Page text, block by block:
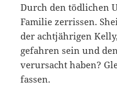
Durch den tödlichen
Familie zerrissen.
der achtjährigen
gefahren sein und
verursacht haben?
fassen.